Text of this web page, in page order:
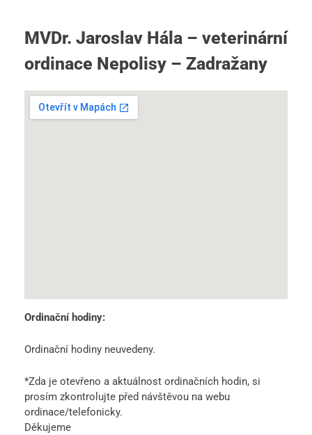
MVDr. Jaroslav Hála – veterinární
ordinace Nepolisy – Zadražany
Ordinační hodiny:
Ordinační hodiny neuvedeny.
*Zda je otevřeno a aktuálnost ordinačních hodin, si
prosím zkontrolujte před návštěvou na webu
ordinace/telefonicky.
Děkujeme